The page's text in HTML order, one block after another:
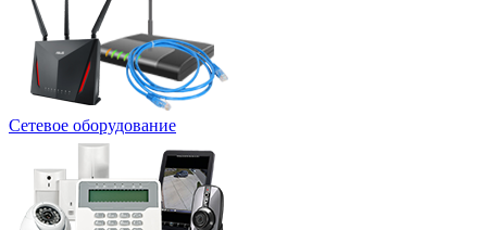
Сетевое оборудование